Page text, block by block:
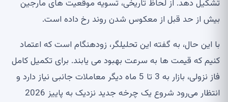
تشکیل دهد. از لحاظ تاریخی، تسویه موقعیت های مارجین
بیش از حد قبل از معکوس شدن روند رخ داده است.
با این حال، به گفته این تحلیلگر، زودهنگام است که اعتماد
کنیم که قیمت ها به سرعت بهبود می یابند. برای تکمیل کامل
فاز نزولی، بازار به 3 تا 5 ماه دیگر معاملات جانبی نیاز دارد و
انتظار می‌رود شروع یک چرخه جدید نزدیک به پاییز 2026